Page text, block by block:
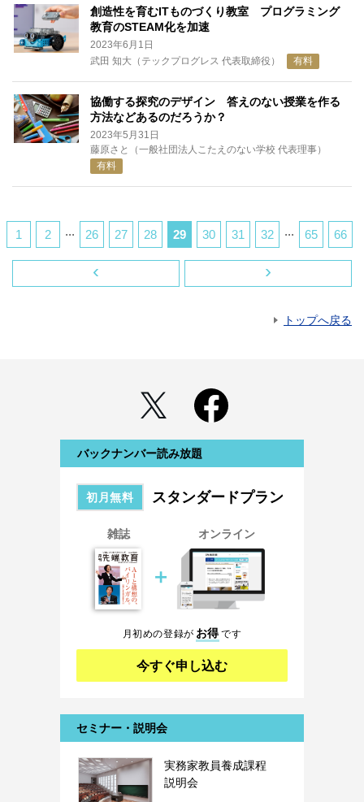
創造性を育むITものづくり教室 プログラミング
教育のSTEAM化を加速
2023年6月1日
武田 知大（テックプログレス 代表取締役）
有料
協働する探究のデザイン 答えのない授業を作る
方法などあるのだろうか？
2023年5月31日
藤原さと（一般社団法人こたえのない学校 代表理事）
有料
‹
1 2 ... 26 27 28 29 30 31 32 ... 65 66
›
トップへ戻る
バックナンバー読み放題
初月無料 スタンダードプラン
雑誌
＋
オンライン
月初めの登録が お得です
今すぐ申し込む
セミナー・説明会
実務家教員養成課程
説明会